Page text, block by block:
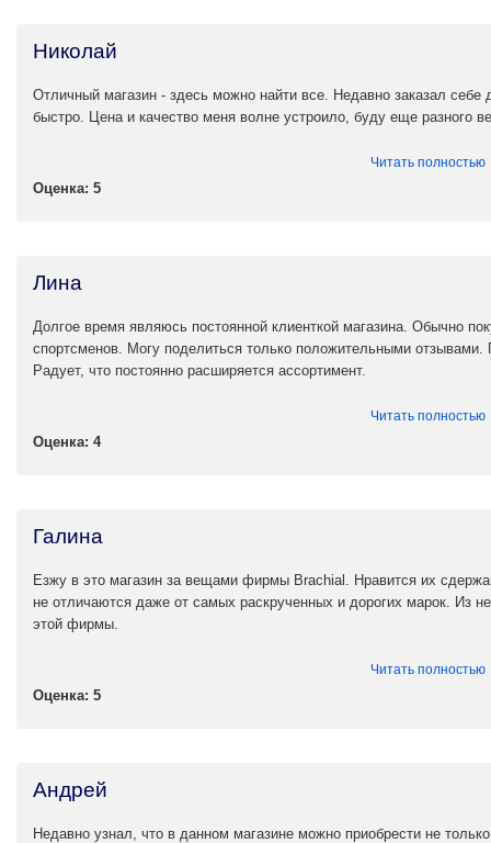
Николай
Отличный магазин - здесь можно найти все. Недавно заказал себе
быстро. Цена и качество меня волне устроило, буду еще разного
Читать полностью
Оценка: 5
Лина
Долгое время являюсь постоянной клиенткой магазина. Обычно
спортсменов. Могу поделиться только положительными отзывами.
Радует, что постоянно расширяется ассортимент.
Читать полностью
Оценка: 4
Галина
Езжу в это магазин за вещами фирмы Brachial. Нравится их
не отличаются даже от самых раскрученных и дорогих марок. Из
этой фирмы.
Читать полностью
Оценка: 5
Андрей
Недавно узнал, что в данном магазине можно приобрести не